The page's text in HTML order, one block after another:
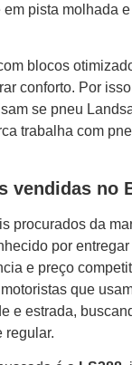
pista molhada
blocos
conforto. Por
se pneu
trabalha com
vendidas no
procurados da
por
e preço
que
e estrada,
regular.